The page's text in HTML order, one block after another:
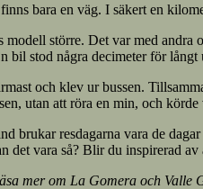
bara en väg. I säkert en
större. Det var med andra
stod några decimeter för
och klev ur bussen.
utan att röra en min, och körde
brukar resdagarna vara de
det vara så? Blir du inspirerad av
mer om La Gomera och Valle